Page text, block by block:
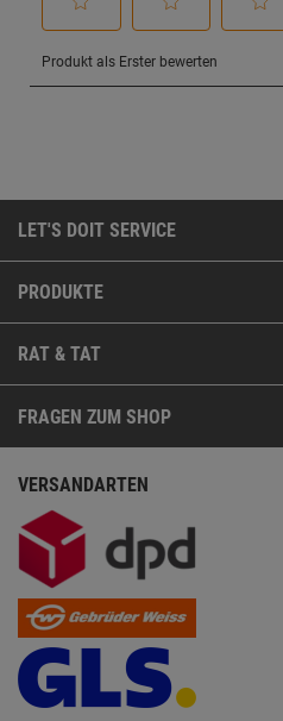
LET'S DOIT SERVICE
PRODUKTE
RAT & TAT
FRAGEN ZUM SHOP
VERSANDARTEN